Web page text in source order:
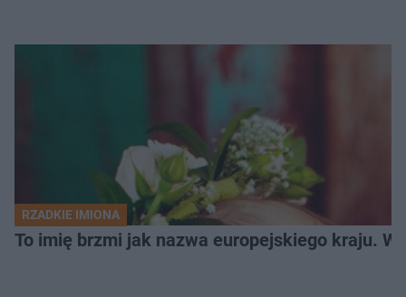
RZADKIE IMIONA
To imię brzmi jak nazwa europejskiego kraju.